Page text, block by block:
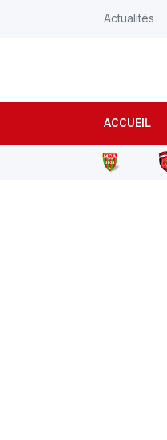
ACCUEIL
Actualités